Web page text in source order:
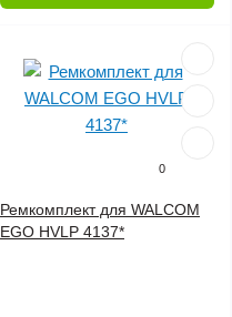
0
Ремкомплект для WALCOM
EGO HVLP 4137*